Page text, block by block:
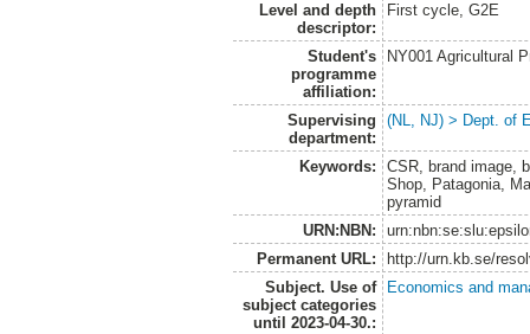
Level and depth
descriptor:
First cycle, G2E
Student's
programme
affiliation:
NY001 Agricultural
Supervising
department:
(NL, NJ) > Dept. of
Keywords:
CSR, brand image,
Shop, Patagonia,
pyramid
URN:NBN:
Permanent URL:
http://urn.kb.se/
Subject. Use of
subject categories
until 2023-04-30.:
Economics and